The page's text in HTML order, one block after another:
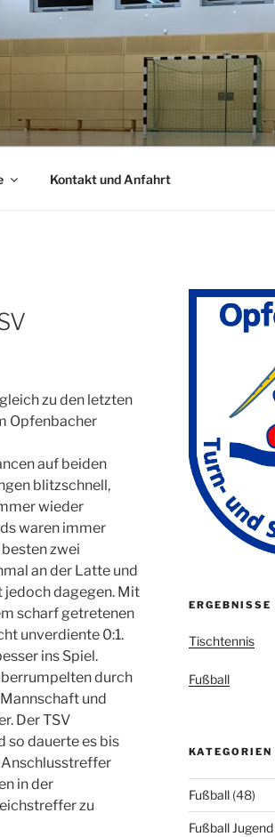
Kontakt und Anfahrt
zu den letzten
Opfenbacher
auf beiden
blitzschnell,
wieder
waren immer
zwei
an der Latte und
jedoch dagegen. Mit
scharf getretenen
unverdiente 0:1.
ins Spiel.
durch
und
Der TSV
so dauerte es bis
Anschlusstreffer
in der
zu
Tischtennis
Fußball
KATEGORIEN
Fußball(48)
Fußball Jugend